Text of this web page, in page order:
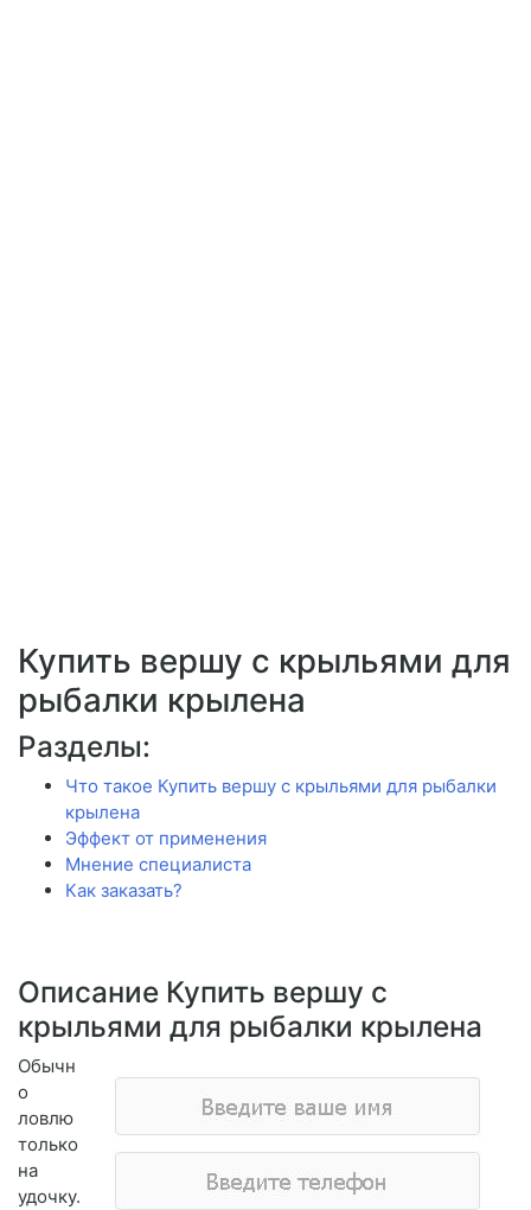
Купить вершу с крыльями для
рыбалки крылена
Разделы:
Что такое Купить вершу с крыльями для рыбалки
крылена
Эффект от применения
Мнение специалиста
Как заказать?
Описание Купить вершу с
крыльями для рыбалки крылена
Обычн
о
ловлю
только
на
удочку.